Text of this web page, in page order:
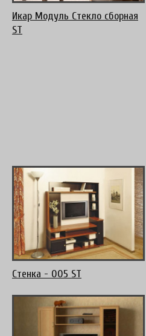
Икар Модуль Стекло сборная
ST
Стенка - 005 ST